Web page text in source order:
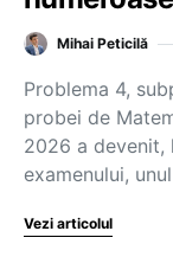
Mihai Peticilă
Problema 4,
probei de
2026 a devenit,
examenului,
Vezi articolul